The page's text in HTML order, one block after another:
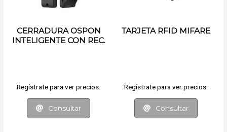
CERRADURA OSPON
INTELIGENTE CON REC.
Regístrate para ver precios.
Consultar
TARJETA RFID MIFARE
Regístrate para ver precios.
Consultar